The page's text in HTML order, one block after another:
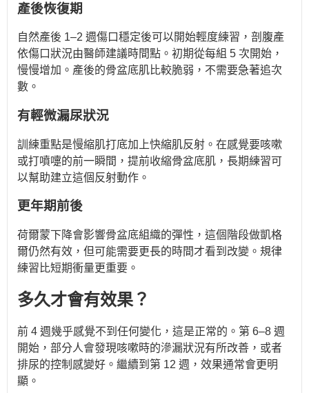
產後恢復期
自然產後 1–2 週傷口穩定後可以開始輕度練習，剖腹產
依傷口狀況由醫師建議時間點。初期從每組 5 次開始，
慢慢增加。產後的骨盆底肌比較脆弱，不需要急著追次
數。
有輕微漏尿狀況
訓練重點是慢縮肌打底加上快縮肌反射。在感覺要咳嗽
或打噴嚏的前一瞬間，提前收縮骨盆底肌，長期練習可
以幫助建立這個反射動作。
更年期前後
荷爾蒙下降會影響骨盆底組織的彈性，這個階段做凱格
爾仍然有效，但可能需要更長的時間才看到改變。規律
練習比短期衝量更重要。
多久才會有效果？
前 4 週幾乎感覺不到任何變化，這是正常的。第 6–8 週
開始，部分人會發現咳嗽時的滲漏狀況有所改善，或者
排尿的控制感變好。繼續到第 12 週，效果通常會更明
顯。